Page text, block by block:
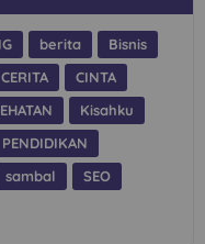
berita
Bisnis
CERITA
CINTA
Kisahku
PENDIDIKAN
sambal
SEO